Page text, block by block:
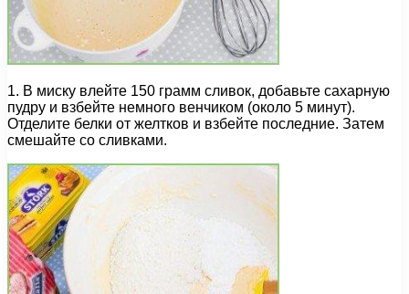
1. В миску влейте 150 грамм сливок, добавьте сахарную
пудру и взбейте немного венчиком (около 5 минут).
Отделите белки от желтков и взбейте последние. Затем
смешайте со сливками.